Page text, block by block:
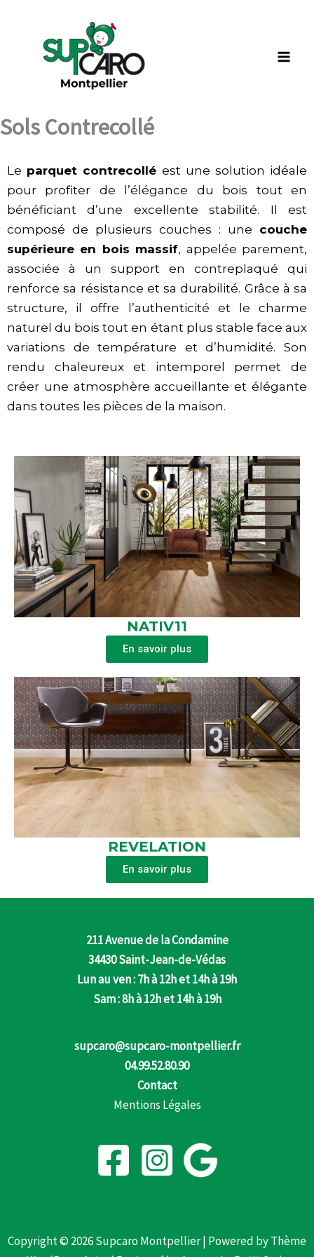
Sols Contrecollé
Le parquet contrecollé est une solution idéale
pour profiter de l’élégance du bois tout en
bénéficiant d’une excellente stabilité. Il est
composé de plusieurs couches : une couche
supérieure en bois massif, appelée parement,
associée à un support en contreplaqué qui
renforce sa résistance et sa durabilité. Grâce à sa
structure, il offre l’authenticité et le charme
naturel du bois tout en étant plus stable face aux
variations de température et d’humidité. Son
rendu chaleureux et intemporel permet de
créer une atmosphère accueillante et élégante
dans toutes les pièces de la maison.
NATIV11
En savoir plus
REVELATION
En savoir plus
211 Avenue de la Condamine
34430 Saint-Jean-de-Védas
Lun au ven : 7h à 12h et 14h à 19h
Sam : 8h à 12h et 14h à 19h
supcaro@supcaro-montpellier.fr
04.99.52.80.90
Contact
Mentions Légales
Copyright © 2026 Supcaro Montpellier | Powered byThème